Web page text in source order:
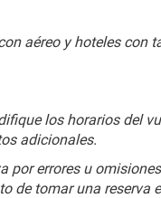
aéreo y hoteles con
los horarios del
adicionales.
por errores u
de tomar una reserva